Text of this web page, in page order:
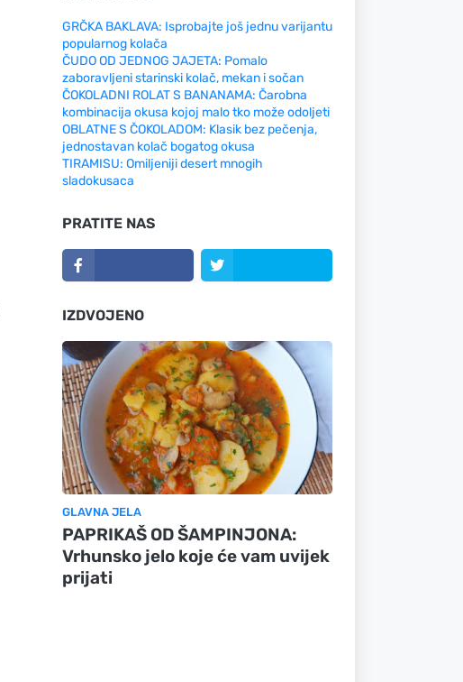
GRČKA BAKLAVA: Isprobajte još jednu varijantu
popularnog kolača
ČUDO OD JEDNOG JAJETA: Pomalo
zaboravljeni starinski kolač, mekan i sočan
ČOKOLADNI ROLAT S BANANAMA: Čarobna
kombinacija okusa kojoj malo tko može odoljeti
OBLATNE S ČOKOLADOM: Klasik bez pečenja,
jednostavan kolač bogatog okusa
TIRAMISU: Omiljeniji desert mnogih
sladokusaca
PRATITE NAS
IZDVOJENO
GLAVNA JELA
PAPRIKAŠ OD ŠAMPINJONA:
Vrhunsko jelo koje će vam uvijek
prijati